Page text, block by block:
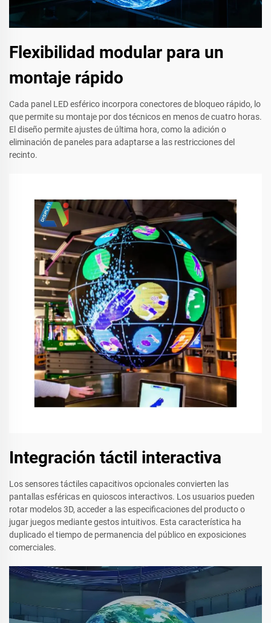
Flexibilidad modular para un
montaje rápido
Cada panel LED esférico incorpora conectores de bloqueo rápido, lo
que permite su montaje por dos técnicos en menos de cuatro horas.
El diseño permite ajustes de última hora, como la adición o
eliminación de paneles para adaptarse a las restricciones del
recinto.
Integración táctil interactiva
Los sensores táctiles capacitivos opcionales convierten las
pantallas esféricas en quioscos interactivos. Los usuarios pueden
rotar modelos 3D, acceder a las especificaciones del producto o
jugar juegos mediante gestos intuitivos. Esta característica ha
duplicado el tiempo de permanencia del público en exposiciones
comerciales.